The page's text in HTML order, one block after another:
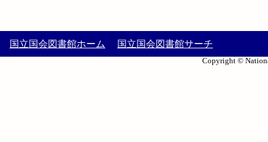
国立国会図書館ホーム 国立国会図書館サーチ
Copyright ©